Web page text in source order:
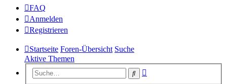
FAQ
Anmelden
Registrieren
Startseite Foren-Übersicht Suche
Aktive Themen
Suche